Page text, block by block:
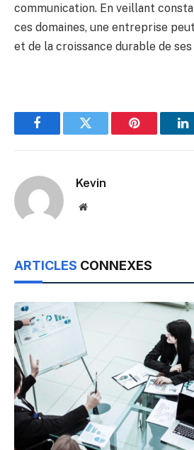
communication. En veillant
ces domaines, une entreprise
et de la croissance durable de
FacebookTwitter Pinterest
Kevin
Website
ARTICLES CONNEXES